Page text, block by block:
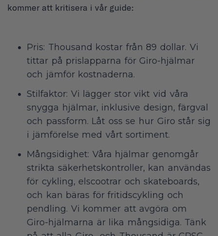
kommer att kritisera i vår guide:
Pris: Thousand kostar från 89 dollar. Vi
tittar på prislapparna för Giro-hjälmar
och jämför kostnaderna.
Stilfaktor: Vi lägger stor vikt vid våra
snygga hjälmar, inklusive design, färgval
och passform. Låt oss se hur Giro står sig
i jämförelse med vårt sortiment.
Mångsidighet: Våra hjälmar genomgår
strikta säkerhetskontroller, kan användas
för cykling, elscootrar och skateboards,
och kan bäras för fritidscykling och
pendling. Vi kommer att avgöra om
Giro-hjälmarna är lika mångsidiga. Tänk